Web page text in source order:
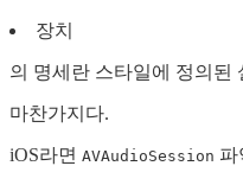
장치
의 명세란 스타일에 정의된
마찬가지다.
iOS라면 AVAudioSession 파